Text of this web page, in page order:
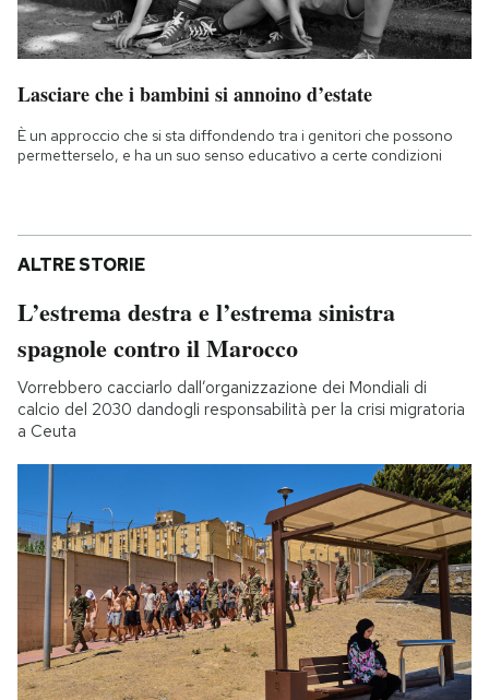
Lasciare che i bambini si annoino d’estate
È un approccio che si sta diffondendo tra i genitori che possono
permetterselo, e ha un suo senso educativo a certe condizioni
ALTRE STORIE
L’estrema destra e l’estrema sinistra
spagnole contro il Marocco
Vorrebbero cacciarlo dall’organizzazione dei Mondiali di
calcio del 2030 dandogli responsabilità per la crisi migratoria
a Ceuta